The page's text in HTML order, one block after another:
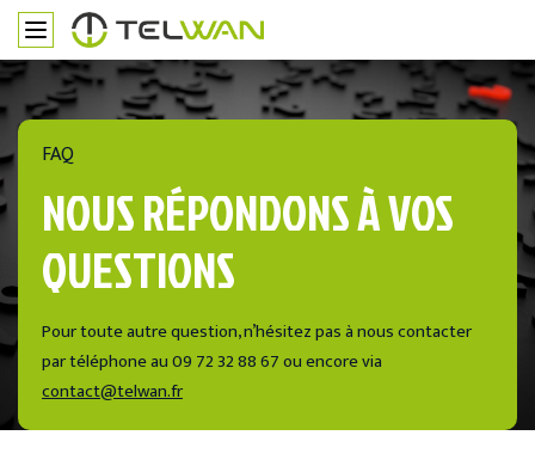
FAQ
NOUS RÉPONDONS À VOS
QUESTIONS
Pour toute autre question, n’hésitez pas à nous contacter
par téléphone au 09 72 32 88 67 ou encore via
contact@telwan.fr